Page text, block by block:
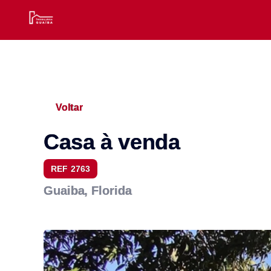
Voltar
Casa à venda
REF 2763
Guaiba, Florida